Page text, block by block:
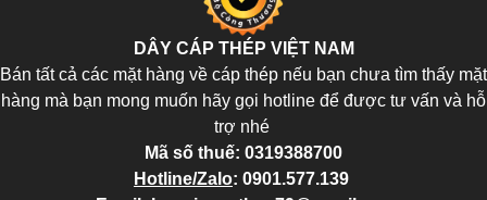
DÂY CÁP THÉP VIỆT NAM
Bán tất cả các mặt hàng về cáp thép nếu bạn chưa tìm thấy mặt
hàng mà bạn mong muốn hãy gọi hotline để được tư vấn và hỗ
trợ nhé
Mã số thuế: 0319388700
Hotline/Zalo: 0901.577.139